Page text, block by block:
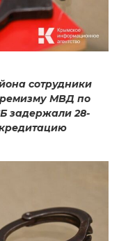
сотрудники
МВД по
задержали 28-